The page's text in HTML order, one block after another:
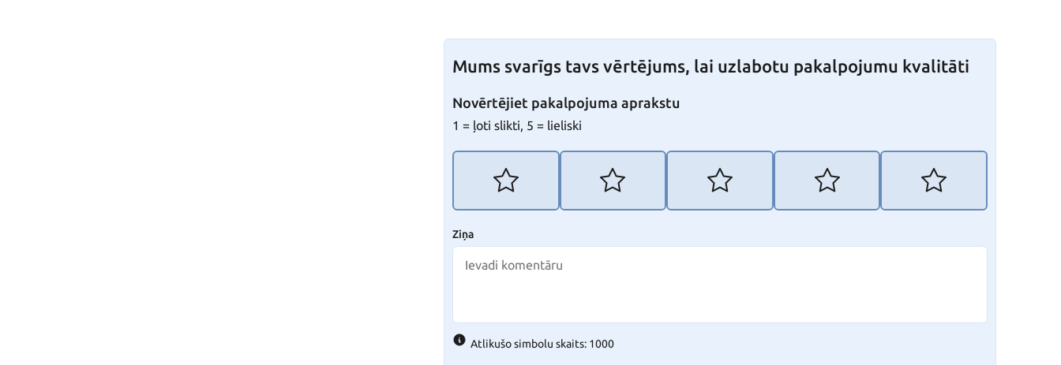
Mums svarīgs tavs vērtējums, lai uzlabotu pakalpojumu kvalitāti
Novērtējiet pakalpojuma aprakstu
1 = ļoti slikti, 5 = lieliski
Ziņa
Atlikušo simbolu skaits: 1000